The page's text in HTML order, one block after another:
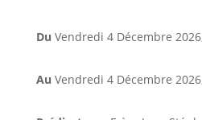
Du Vendredi 4 Décembre 2026
Au Vendredi 4 Décembre 2026